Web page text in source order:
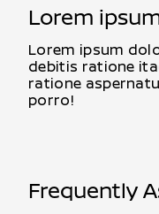
Lorem
Lorem ipsum
debitis ratione
ratione
porro!
Frequently